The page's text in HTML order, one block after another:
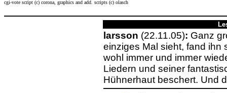
cgi-vote script (c) corona, graphics and add. scripts (c) olasch
larsson (22.11.05): Ganz
einziges Mal sieht, fand ihn
wohl immer und immer
Liedern und seiner
Hühnerhaut beschert. Und